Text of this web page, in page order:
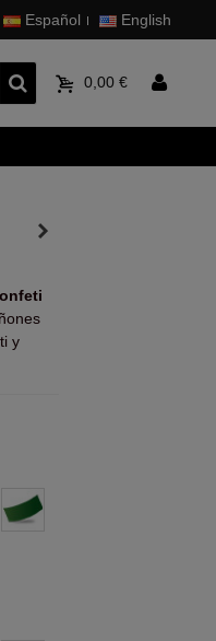
Español English
0,00 €
y
Verde
Oscuro